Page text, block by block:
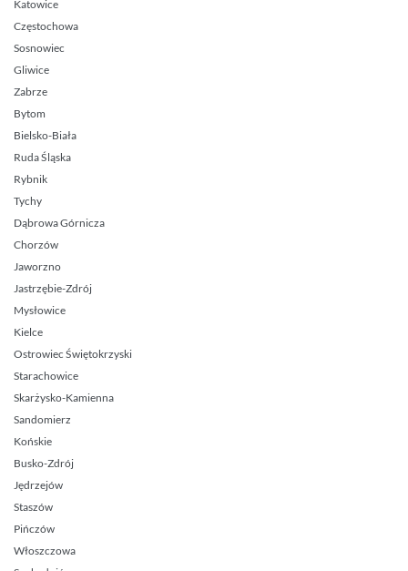
Katowice
Częstochowa
Sosnowiec
Gliwice
Zabrze
Bytom
Bielsko-Biała
Ruda Śląska
Rybnik
Tychy
Dąbrowa Górnicza
Chorzów
Jaworzno
Jastrzębie-Zdrój
Mysłowice
Kielce
Ostrowiec Świętokrzyski
Starachowice
Skarżysko-Kamienna
Sandomierz
Końskie
Busko-Zdrój
Jędrzejów
Staszów
Pińczów
Włoszczowa